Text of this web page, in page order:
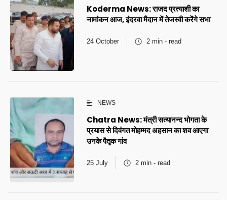
Koderma News: राजद प्रत्याशी का
नामांकन आज, इंदरवा मैदान में तेजस्वी करेंगे सभा
24 October 2 min - read
NEWS
Chatra News: मंत्री सत्यानन्द भोगता के
प्रयास से दिवंगत मोहम्मद अहसान का शव आएगा
उनके पैतृक गांव
25 July 2 min - read